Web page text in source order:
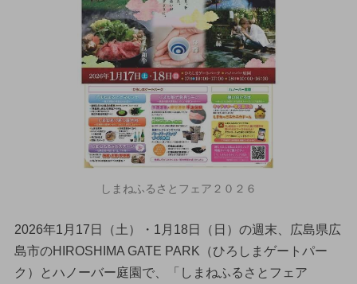
しまねふるさとフェア２０２６
2026年1月17日（土）・1月18日（日）の週末、広島県広
島市のHIROSHIMA GATE PARK（ひろしまゲートパー
ク）とハノーバー庭園で、「しまねふるさとフェア